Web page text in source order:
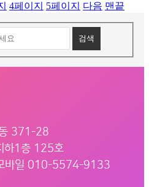
4페이지 5페이지 다음 맨끝
검색
동 371-28
하1층 125호
바일 010-5574-9133